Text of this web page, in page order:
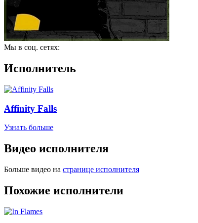
Мы в соц. сетях:
Исполнитель
Affinity Falls
Узнать больше
Видео исполнителя
Больше видео на странице исполнителя
Похожие исполнители